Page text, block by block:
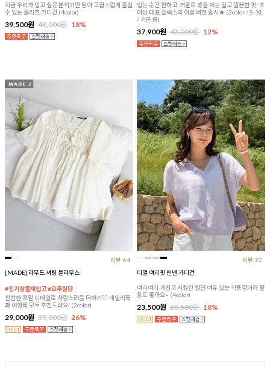
지금 우리가 입고 싶은 분위기만 담아 고급스럽게 즐길
수 있는 플리츠 가디건 (4color)
39,500원 48,000원 18%
입는 순간 편하고, 거울로 봤을 때는 길고 깔끔한 핏! 조
아맘 대표 슬랙스의 여름 버전 출시★ (3color / S~XL
/ 기본,롱)
37,900원 43,000원 12%
리뷰:64
[MADE] 라무드 셔링 블라우스
#인기상품재입고 #요루원단
잔잔한 프릴 디테일로 사랑스러움 더하기♡ 데일리룩
과 여행룩 모두 추천드려요! (2color)
29,000원 39,000원 26%
리뷰:22
디얼 여리핏 린넨 가디건
여리여리 가볍고 시원한 원단 여유 있는 착용감이라 활
용도 좋아요~ (4color)
23,500원 28,500원 18%